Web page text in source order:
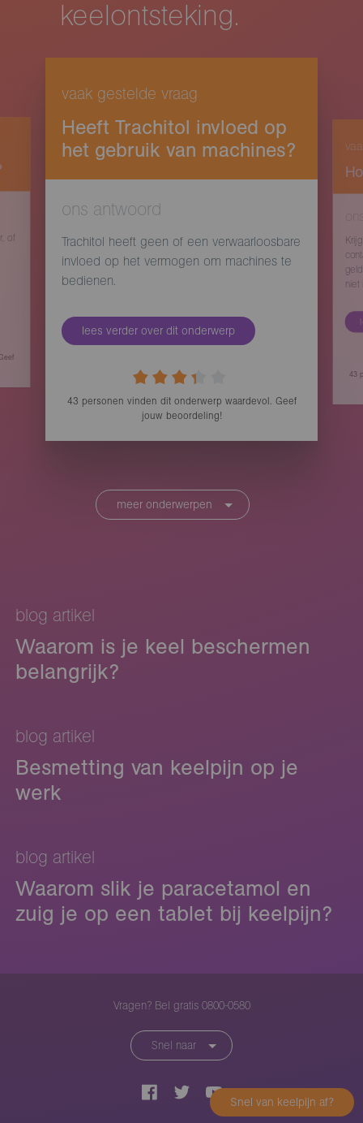
keelontsteking.
of
vaak gestelde vraag
Heeft Trachitol invloed op
het gebruik van machines?
ons antwoord
Trachitol heeft geen of een verwaarloosbare
invloed op het vermogen om machines te
bedienen.
lees verder over dit onderwerp
43 personen vinden dit onderwerp waardevol. Geef
jouw beoordeling!
niet
43
meer onderwerpen
blog artikel
Waarom is je keel beschermen
belangrijk?
blog artikel
Besmetting van keelpijn op je
werk
blog artikel
Waarom slik je paracetamol en
zuig je op een tablet bij keelpijn?
Snel van keelpijn af?
Vragen? Bel gratis 0800-0580
Snel naar